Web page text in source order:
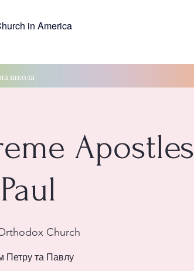
in America
школа
Apostles
Church
Петру та Павлу